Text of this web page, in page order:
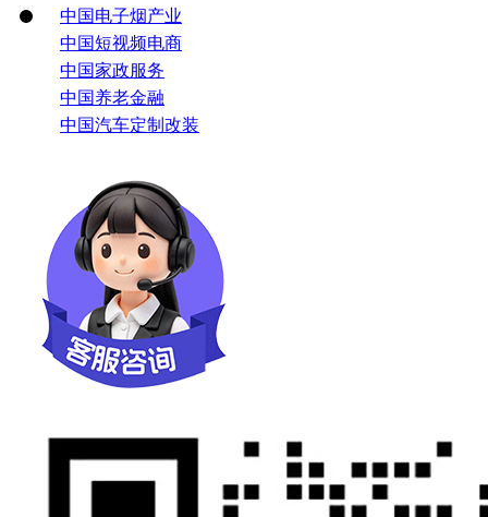
中国电子烟产业
中国短视频电商
中国家政服务
中国养老金融
中国汽车定制改装